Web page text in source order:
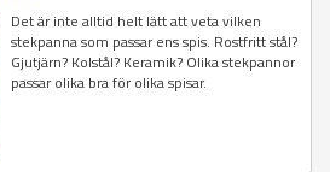
Det är inte alltid helt lätt att veta vilken
stekpanna som passar ens spis. Rostfritt stål?
Gjutjärn? Kolstål? Keramik? Olika stekpannor
passar olika bra för olika spisar.